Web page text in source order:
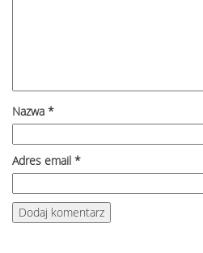
Nazwa *
Adres email *